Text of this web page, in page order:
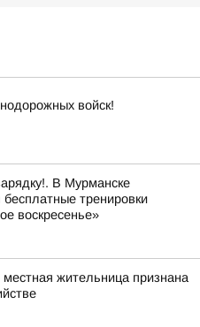
войск!
В Мурманске
тренировки
воскресенье»
жительница признана